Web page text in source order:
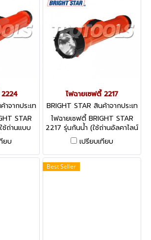
าจากประเท
STAR
ถ่านแบบ
SIZE D
ยบ
ไฟฉายเซฟตี้ 2217
BRIGHT STAR สินค้าจากประเท
ศอเมริกา 2217
ไฟฉายเซฟตี้ BRIGHT STAR
2217 รุ่นกันน้ำ (ใช้ถ่านอัลคาไลน์
ได้) / 2 ก้อน / SIZE D
เปรียบเทียบ
Best Seller